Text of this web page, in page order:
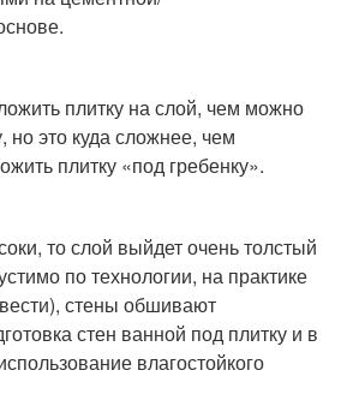
плитку на слой, чем можно
но это куда сложнее, чем
плитку «под гребенку».
то слой выйдет очень толстый
по технологии, на практике
стены обшивают
стен ванной под плитку и в
влагостойкого